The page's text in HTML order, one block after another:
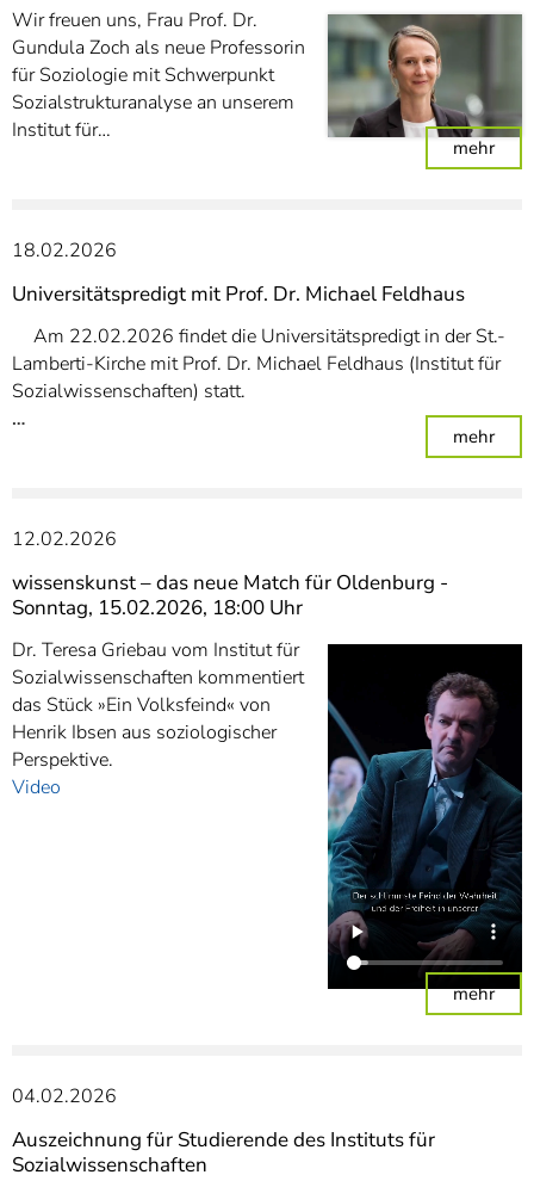
Wir freuen uns, Frau Prof. Dr.
Gundula Zoch als neue Professorin
für Soziologie mit Schwerpunkt
Sozialstrukturanalyse an unserem
Institut für…
mehr:
18.02.2026
Universitätspredigt mit Prof. Dr. Michael Feldhaus
Am 22.02.2026 findet die Universitätspredigt in der St.-
Lamberti-Kirche mit Prof. Dr. Michael Feldhaus (Institut für
Sozialwissenschaften) statt.
…
mehr:
12.02.2026
wissenskunst – das neue Match für Oldenburg -
Sonntag, 15.02.2026, 18:00 Uhr
Dr. Teresa Griebau vom Institut für
Sozialwissenschaften kommentiert
das Stück »Ein Volksfeind« von
Henrik Ibsen aus soziologischer
Perspektive.
Video
mehr:
04.02.2026
Auszeichnung für Studierende des Instituts für
Sozialwissenschaften